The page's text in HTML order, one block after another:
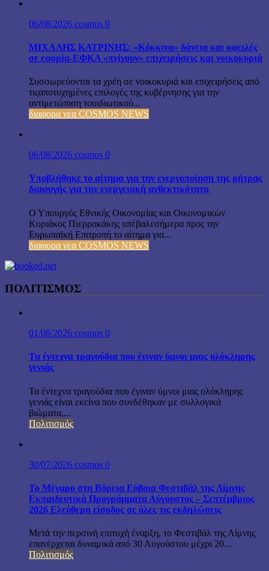
06/08/2026 cosmos 0
ΜΙΧΑΛΗΣ ΚΑΤΡΙΝΗΣ: «Κόκκινα» δάνεια και οφειλές
σε εφορία-ΕΦΚΑ «πνίγουν» επιχειρήσεις και νοικοκυριά
Συσσωρεύονται τα χρέη σε νοικοκυριά και επιχειρήσεις από
τιςαποτυχημένες επιλογές της κυβέρνησης για την
αντιμετώπιση τουιδιωτικού...
διαφορα νεα COSMOS NEWS
06/08/2026 cosmos 0
Υποβλήθηκε το αίτημα για την ενεργοποίηση της ρήτρας
διαφυγής για την ενεργειακή ανθεκτικότητα
Ο Υπουργός Εθνικής Οικονομίας και Οικονομικών
Κυριάκος Πιερρακάκης υπέβαλεσήμερα προς την
Ευρωπαϊκή Επιτροπή το αίτημα για...
διαφορα νεα COSMOS NEWS
ΠΟΛΙΤΙΣΜΟΣ
01/08/2026 cosmos 0
Τα έντεχνα τραγούδια που έγιναν ύμνοι μιας ολόκληρης
γενιάς
Τα έντεχνα τραγούδια που έγιναν ύμνοι μιας ολόκληρης
γενιάς είναι εκείνα που συνδέθηκαν με συλλογικά
βιώματα,...
Πολιτισμός
30/07/2026 cosmos 0
Το Μέγαρο στη Βόρεια Εύβοια Φεστιβάλ της Λίμνης
Εκπαιδευτικά Προγράμματα Αύγουστος – Σεπτέμβριος
2026 Ελεύθερη είσοδος σε όλες τις εκδηλώσεις
Μετά την περσινή επιτυχή έναρξη, το Φεστιβάλ της Λίμνης
επανέρχεται δυναμικά από 30 Αυγούστου μέχρι 20...
Πολιτισμός